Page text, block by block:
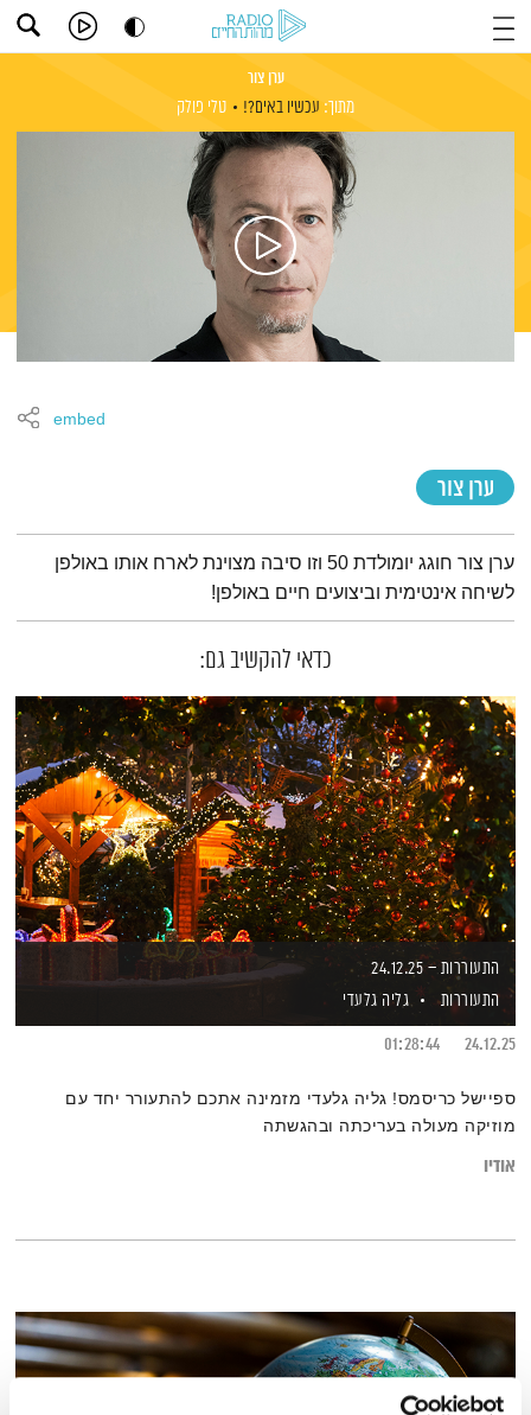
ערן צור
מתוך: עכשיו באים?! טלי פולק
ערן צור
embed
תמצית הפודקאסט
ערן צור חוגג יומולדת 50 וזו סיבה מצוינת לארח אותו באולפן
לשיחה אינטימית וביצועים חיים באולפן!
כדאי להקשיב גם:
התעוררות – 24.12.25
התעוררות
גליה גלעדי
24.12.25
01:28:44
ספיישל כריסמס! גליה גלעדי מזמינה אתכם להתעורר יחד עם
מוזיקה מעולה בעריכתה ובהגשתה
אודיו